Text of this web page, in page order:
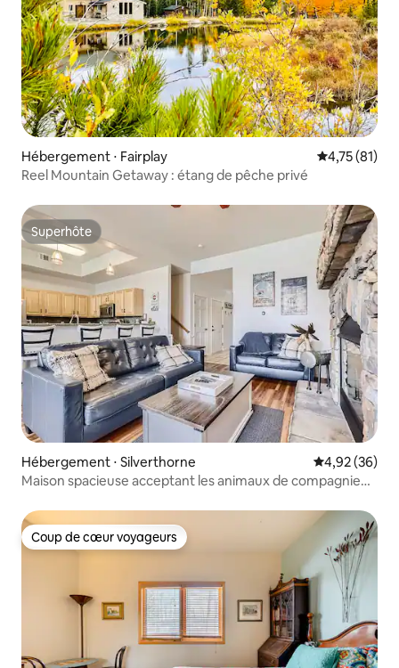
Hébergement ⋅ Fairplay Évaluation
4,75 (81)
Reel Mountain Getaway : étang de pêche privé
Superhôte
Superhôte
Hébergement ⋅ Silverthorne Évaluation
4,92 (36)
Maison spacieuse acceptant les animaux de compagnie
Coup de cœur voyageurs
Coup de cœur voyageurs